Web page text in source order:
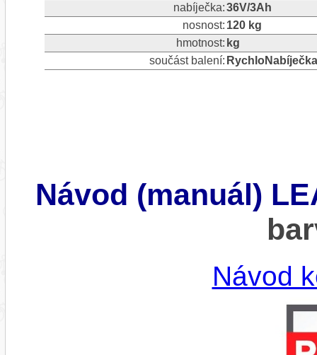
nabíječka:36V/3Ah
nosnost: 120 kg
hmotnost: kg
součást balení:
Návod (manuál)
Návod